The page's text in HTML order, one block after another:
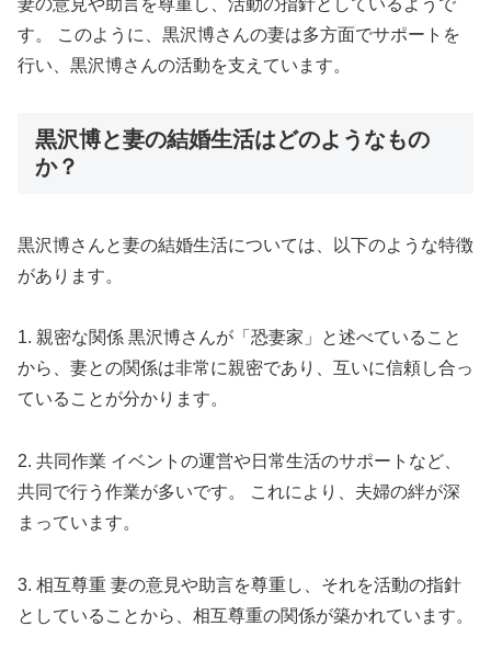
妻の意見や助言を尊重し、活動の指針としているようで
す。 このように、黒沢博さんの妻は多方面でサポートを
行い、黒沢博さんの活動を支えています。
黒沢博と妻の結婚生活はどのようなもの
か？
黒沢博さんと妻の結婚生活については、以下のような特徴
があります。
1. 親密な関係 黒沢博さんが「恐妻家」と述べていること
から、妻との関係は非常に親密であり、互いに信頼し合っ
ていることが分かります。
2. 共同作業 イベントの運営や日常生活のサポートなど、
共同で行う作業が多いです。 これにより、夫婦の絆が深
まっています。
3. 相互尊重 妻の意見や助言を尊重し、それを活動の指針
としていることから、相互尊重の関係が築かれています。